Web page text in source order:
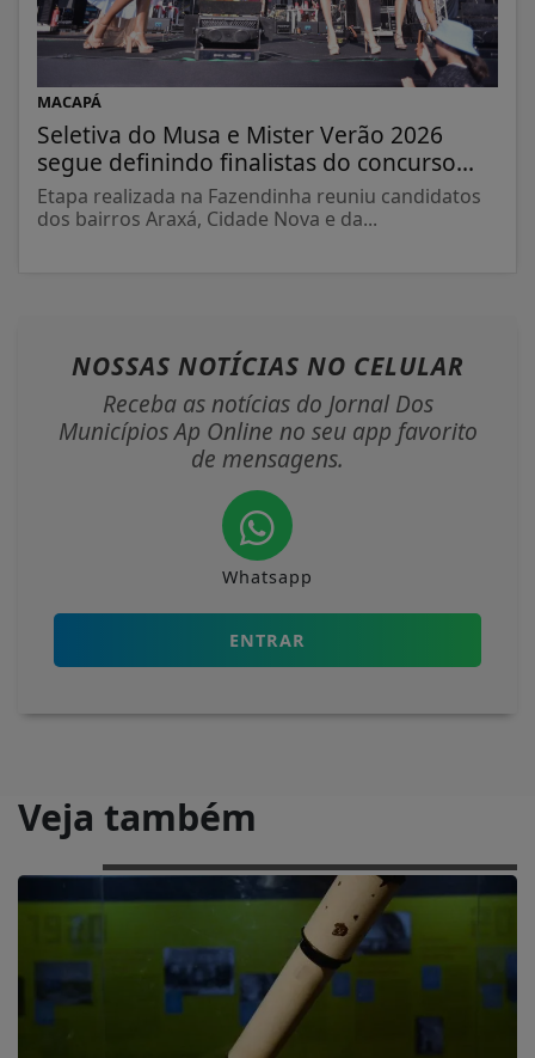
MACAPÁ
Seletiva do Musa e Mister Verão 2026
segue definindo finalistas do concurso...
Etapa realizada na Fazendinha reuniu candidatos
dos bairros Araxá, Cidade Nova e da...
NOSSAS NOTÍCIAS NO CELULAR
Receba as notícias do Jornal Dos
Municípios Ap Online no seu app favorito
de mensagens.
Whatsapp
ENTRAR
Veja também